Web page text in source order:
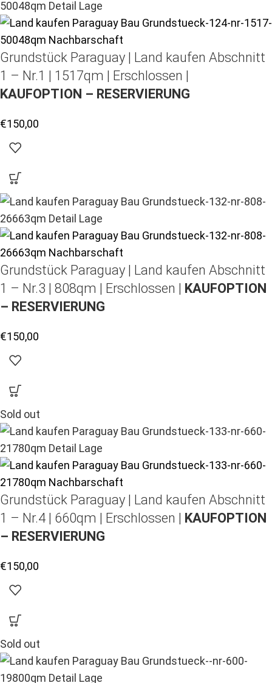
Grundstück Paraguay | Land kaufen Abschnitt
1 – Nr.1 | 1517qm | Erschlossen |
KAUFOPTION – RESERVIERUNG
€150,00
Grundstück Paraguay | Land kaufen Abschnitt
1 – Nr.3 | 808qm | Erschlossen | KAUFOPTION
– RESERVIERUNG
€150,00
Sold out
Grundstück Paraguay | Land kaufen Abschnitt
1 – Nr.4 | 660qm | Erschlossen | KAUFOPTION
– RESERVIERUNG
€150,00
Sold out